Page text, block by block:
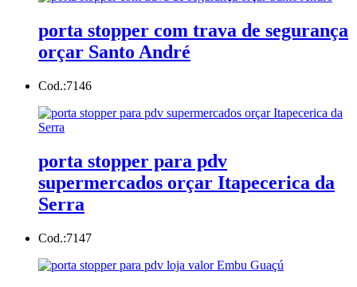
porta stopper com trava de segurança
orçar Santo André
Cod.:7146
porta stopper para pdv
supermercados orçar Itapecerica da
Serra
Cod.:7147